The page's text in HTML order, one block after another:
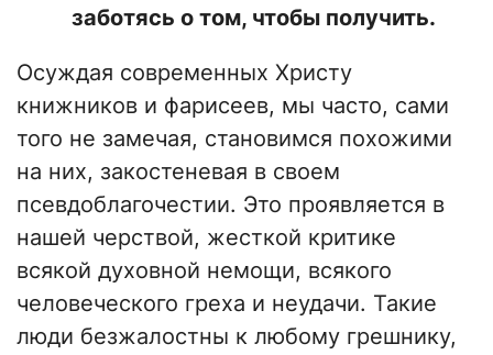
заботясь о том, чтобы получить.
Осуждая современных Христу
книжников и фарисеев, мы часто, сами
того не замечая, становимся похожими
на них, закостеневая в своем
псевдоблагочестии. Это проявляется в
нашей черствой, жесткой критике
всякой духовной немощи, всякого
человеческого греха и неудачи. Такие
люди безжалостны к любому грешнику,